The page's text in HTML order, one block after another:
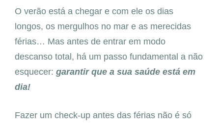
O verão está a chegar e com ele os dias
longos, os mergulhos no mar e as merecidas
férias… Mas antes de entrar em modo
descanso total, há um passo fundamental a não
esquecer: garantir que a sua saúde está em
dia!
Fazer um check-up antes das férias não é só